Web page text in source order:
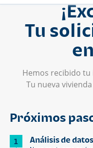
Tu
Hemos recibido
Tu nueva
Próximos
1 Análisis de